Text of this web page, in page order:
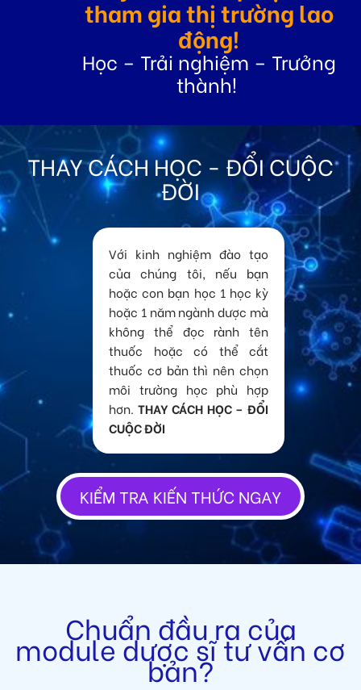
tham gia thị trường lao
động!
Học – Trải nghiệm – Trưởng
thành!
THAY CÁCH HỌC - ĐỔI CUỘC
ĐỜI
Với kinh nghiệm đào tạo
của chúng tôi, nếu bạn
hoặc con bạn học 1 học kỳ
hoặc 1 năm ngành dược mà
không thể đọc rành tên
thuốc hoặc có thể cắt
thuốc cơ bản thì nên chọn
môi trường học phù hợp
hơn. THAY CÁCH HỌC – ĐỔI
CUỘC ĐỜI
KIỂM TRA KIẾN THỨC NGAY
Chuẩn đầu ra của
module dược sĩ tư vấn cơ
bản?